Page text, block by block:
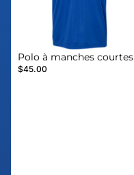
Polo à manches courtes
$45.00